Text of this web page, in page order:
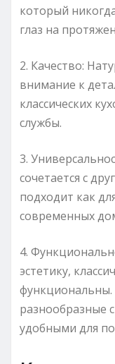
который
глаз на
2. Качество:
внимание к
классических
службы.
3.
сочетается с
подходит как
современных
4.
эстетику,
разнообразные
удобными для